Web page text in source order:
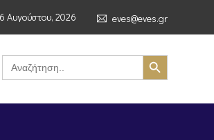
Αυγούστου, 2026 eves@eves.gr
Greek Month» (4–7/11/2026, Στοκχόλμη)
Search
for:
Search Button